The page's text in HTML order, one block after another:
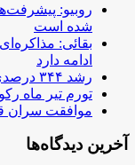
روبیو:
شده است
بقائی:
ادامه دارد
رشد ۳۴۴ درصدی قیمت روغن/ لبنیات چقدر گران شد؟
تورم تیر ماه رکورد
موافقت سران
آخرین دیدگاه‌ها